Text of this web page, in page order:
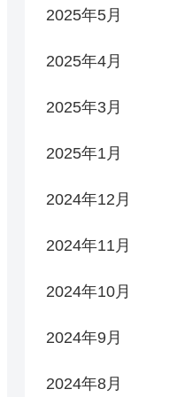
2025年5月
2025年4月
2025年3月
2025年1月
2024年12月
2024年11月
2024年10月
2024年9月
2024年8月